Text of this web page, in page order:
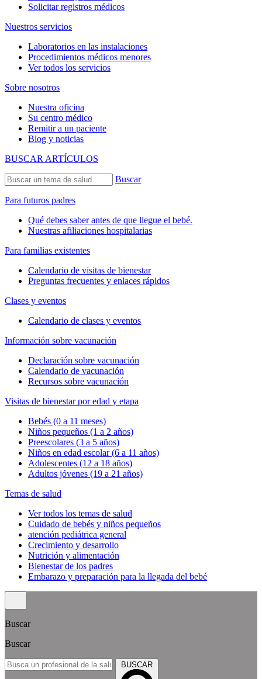
Solicitar registros médicos
Nuestros servicios
Laboratorios en las instalaciones
Procedimientos médicos menores
Ver todos los servicios
Sobre nosotros
Nuestra oficina
Su centro médico
Remitir a un paciente
Blog y noticias
BUSCAR ARTÍCULOS
Buscar
Para futuros padres
Qué debes saber antes de que llegue el bebé.
Nuestras afiliaciones hospitalarias
Para familias existentes
Calendario de visitas de bienestar
Preguntas frecuentes y enlaces rápidos
Clases y eventos
Calendario de clases y eventos
Información sobre vacunación
Declaración sobre vacunación
Calendario de vacunación
Recursos sobre vacunación
Visitas de bienestar por edad y etapa
Bebés (0 a 11 meses)
Niños pequeños (1 a 2 años)
Preescolares (3 a 5 años)
Niños en edad escolar (6 a 11 años)
Adolescentes (12 a 18 años)
Adultos jóvenes (19 a 21 años)
Temas de salud
Ver todos los temas de salud
Cuidado de bebés y niños pequeños
atención pediátrica general
Crecimiento y desarrollo
Nutrición y alimentación
Bienestar de los padres
Embarazo y preparación para la llegada del bebé
Buscar
Buscar
BUSCAR